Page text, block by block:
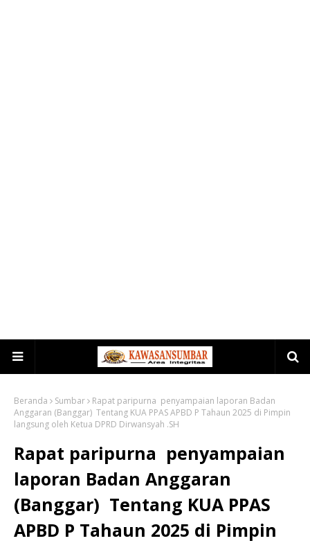
Beranda Sumbar
Rapat paripurna penyampaian laporan Badan
Anggaran (Banggar) Tentang KUA PPAS APBD P Tahaun 2025 di Pimpin
langsung oleh Ketua DPRD Dirwansyah .SH
Rapat paripurna penyampaian
laporan Badan Anggaran
(Banggar) Tentang KUA PPAS
APBD P Tahaun 2025 di Pimpin